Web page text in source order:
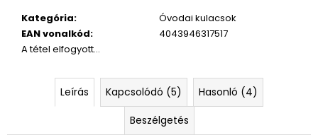
Kategória:
Óvodai kulacsok
EAN vonalkód:
4043946317517
A tétel elfogyott…
Leírás Kapcsolódó (5)
Hasonló (4)
Beszélgetés